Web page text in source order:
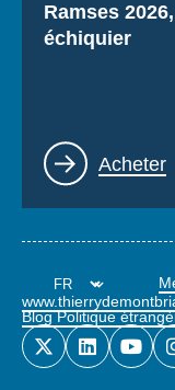
Titre
Ramses
échiquier
Lien
Acheter
Blog Politique